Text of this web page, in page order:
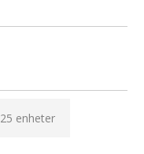
25 enheter